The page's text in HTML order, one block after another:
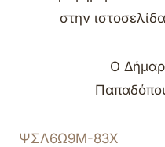
στην
Ο
ΨΣΛ6Ω9Μ-83Χ